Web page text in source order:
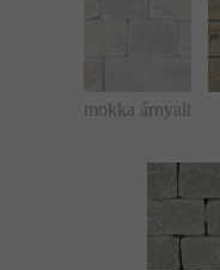
mokka árnyalt